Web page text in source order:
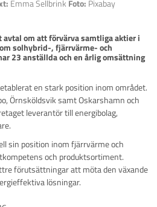
Emma Sellbrink Foto: Pixabay
avtal om att förvärva samtliga aktier i
solhybrid-, fjärrvärme- och
23 anställda och en årlig omsättning
en stark position inom området.
Örnsköldsvik samt Oskarshamn och
leverantör till energibolag,
sin position inom fjärrvärme och
och produktsortiment.
förutsättningar att möta den växande
lösningar.